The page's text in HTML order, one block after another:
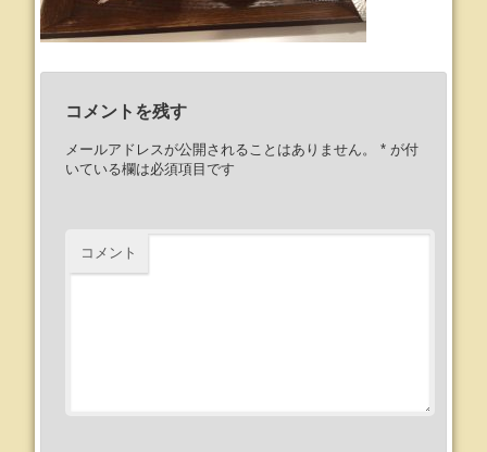
コメントを残す
メールアドレスが公開されることはありません。 *が付
いている欄は必須項目です
コメント